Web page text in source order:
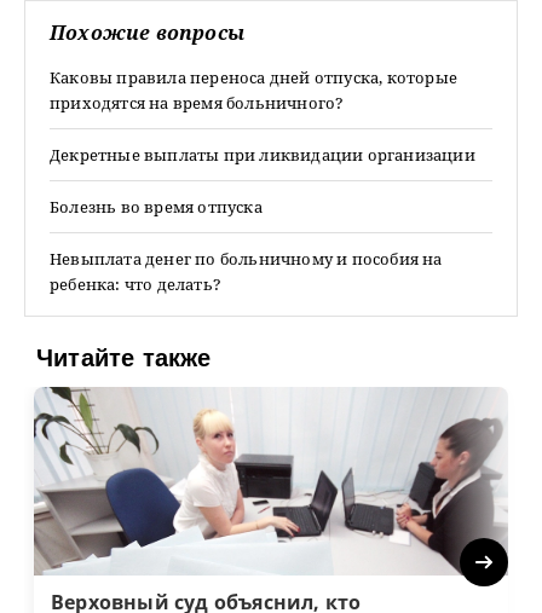
Похожие вопросы
Каковы правила переноса дней отпуска, которые
приходятся на время больничного?
Декретные выплаты при ликвидации организации
Болезнь во время отпуска
Невыплата денег по больничному и пособия на
ребенка: что делать?
Читайте также
Верховный суд объяснил, кто
Next